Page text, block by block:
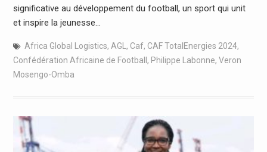
significative au développement du football, un sport qui unit
et inspire la jeunesse…
Africa Global Logistics, AGL , Caf, CAF TotalEnergies 2024,
Confédération Africaine de Football, Philippe Labonne, Veron
Mosengo-Omba